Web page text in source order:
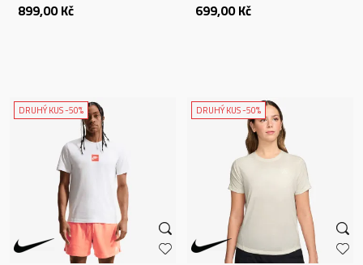
899,00 Kč 699,00 Kč
DRUHÝ KUS -50% DRUHÝ KUS -50%